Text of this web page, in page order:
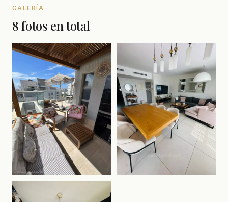
GALERÍA
8 fotos en total